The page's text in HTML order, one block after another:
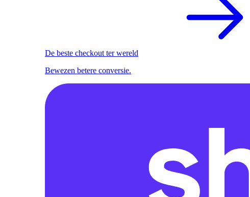
De beste checkout ter wereld
Bewezen betere conversie.